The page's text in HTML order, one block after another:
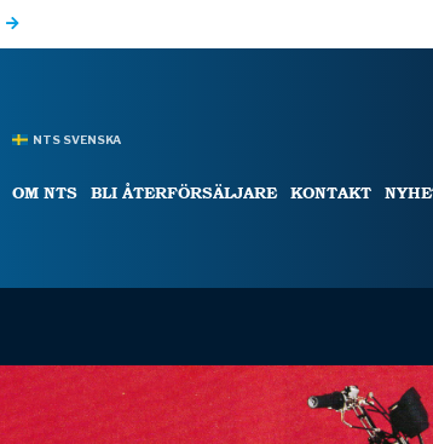
NTS SVENSKA
OM NTS BLI ÅTERFÖRSÄLJARE KONTAKT